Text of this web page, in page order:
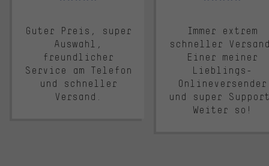
Guter Preis, super
Auswahl,
freundlicher
Service am Telefon
und schneller
Versand.
Immer extrem
schneller
Einer meiner
Lieblings-
Onlineversender
und super
Weiter so!